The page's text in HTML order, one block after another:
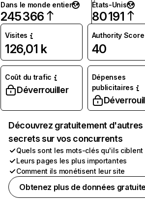
Dans le monde entier
245 366
États-Unis
80 191
Visites
126,01 k
Authority Score
40
Coût du trafic
Déverrouiller
Dépenses
publicitaires
Découvrez gratuitement d'autres
secrets sur vos concurrents
Quels sont les mots-clés qu'ils ciblent
Leurs pages les plus importantes
Comment ils monétisent leur site
Obtenez plus de données